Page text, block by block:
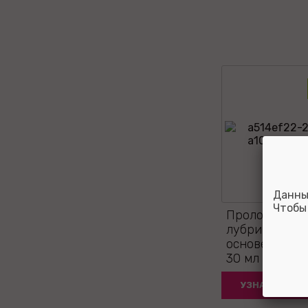
лубрикант
основе
30 мл
УЗНАТЬ ЦЕНУ